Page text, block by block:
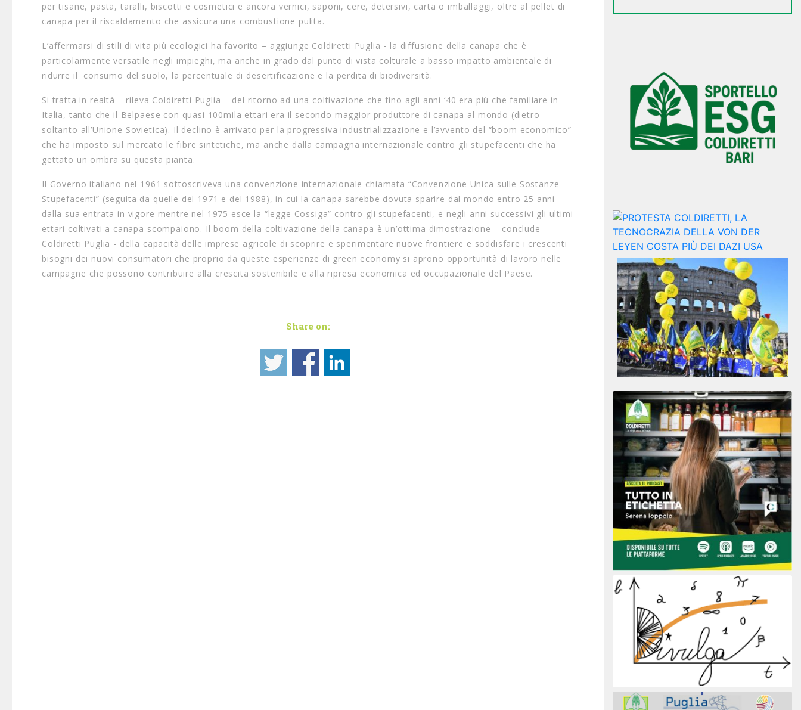
per tisane, pasta, taralli, biscotti e cosmetici e ancora vernici, saponi, cere, detersivi, carta o imballaggi, oltre al pellet di
canapa per il riscaldamento che assicura una combustione pulita.
L’affermarsi di stili di vita più ecologici ha favorito – aggiunge Coldiretti Puglia - la diffusione della canapa che è
particolarmente versatile negli impieghi, ma anche in grado dal punto di vista colturale a basso impatto ambientale di
ridurre il consumo del suolo, la percentuale di desertificazione e la perdita di biodiversità.
Si tratta in realtà – rileva Coldiretti Puglia – del ritorno ad una coltivazione che fino agli anni ‘40 era più che familiare in
Italia, tanto che il Belpaese con quasi 100mila ettari era il secondo maggior produttore di canapa al mondo (dietro
soltanto all’Unione Sovietica). Il declino è arrivato per la progressiva industrializzazione e l’avvento del “boom economico”
che ha imposto sul mercato le fibre sintetiche, ma anche dalla campagna internazionale contro gli stupefacenti che ha
gettato un ombra su questa pianta.
Il Governo italiano nel 1961 sottoscriveva una convenzione internazionale chiamata “Convenzione Unica sulle Sostanze
Stupefacenti” (seguita da quelle del 1971 e del 1988), in cui la canapa sarebbe dovuta sparire dal mondo entro 25 anni
dalla sua entrata in vigore mentre nel 1975 esce la “legge Cossiga” contro gli stupefacenti, e negli anni successivi gli ultimi
ettari coltivati a canapa scompaiono. Il boom della coltivazione della canapa è un’ottima dimostrazione – conclude
Coldiretti Puglia - della capacità delle imprese agricole di scoprire e sperimentare nuove frontiere e soddisfare i crescenti
bisogni dei nuovi consumatori che proprio da queste esperienze di green economy si aprono opportunità di lavoro nelle
campagne che possono contribuire alla crescita sostenibile e alla ripresa economica ed occupazionale del Paese.
Share on: